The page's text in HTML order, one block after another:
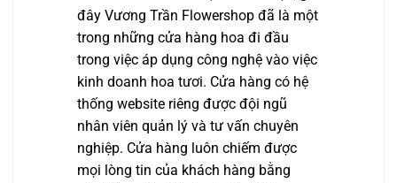
đây Vương Trần Flowershop đã là một
trong những cửa hàng hoa đi đầu
trong việc áp dụng công nghệ vào việc
kinh doanh hoa tươi. Cửa hàng có hệ
thống website riêng được đội ngũ
nhân viên quản lý và tư vấn chuyên
nghiệp. Cửa hàng luôn chiếm được
mọi lòng tin của khách hàng bằng